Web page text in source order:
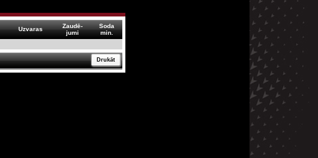
Uzvaras
Zaudē-
jumi
Soda
min.
Drukāt